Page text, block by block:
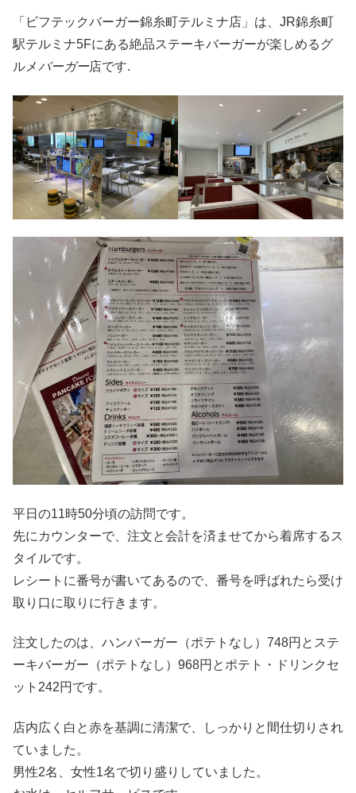
「ビフテックバーガー錦糸町テルミナ店」は、JR錦糸町
駅テルミナ5Fにある絶品ステーキバーガーが楽しめるグ
ルメ バーガー店です.
平日の11時50分頃の訪問です。
先にカウンターで、注文と会計を済ませてから着席するス
タイルです。
レシートに番号が書いてあるので、番号を呼ばれたら受け
取り口に取りに行きます。
注文したのは、ハンバーガー（ポテトなし）748円とステ
ーキバーガー（ポテトなし）968円とポテト・ドリンクセ
ット242円です。
店内広く白と赤を基調に清潔で、しっかりと間仕切りされ
ていました。
男性2名、女性1名で切り盛りしていました。